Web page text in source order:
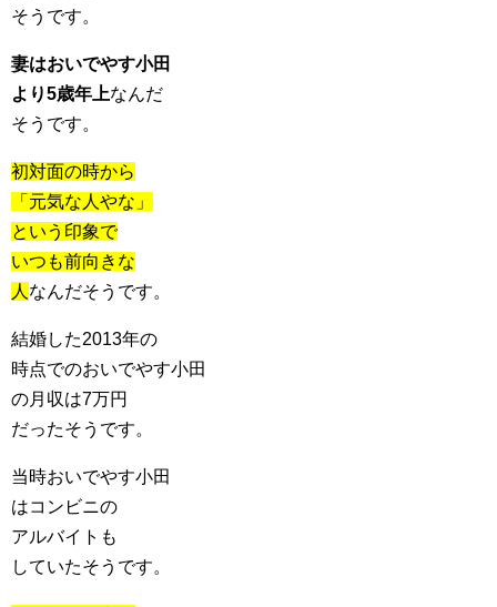
そうです。
妻はおいでやす小田
より5歳年上なんだ
そうです。
初対面の時から
「元気な人やな」
という印象で
いつも前向きな
人 なんだそうです。
結婚した2013年の
時点でのおいでやす小田
の月収は7万円
だったそうです。
当時おいでやす小田
はコンビニの
アルバイトも
していたそうです。